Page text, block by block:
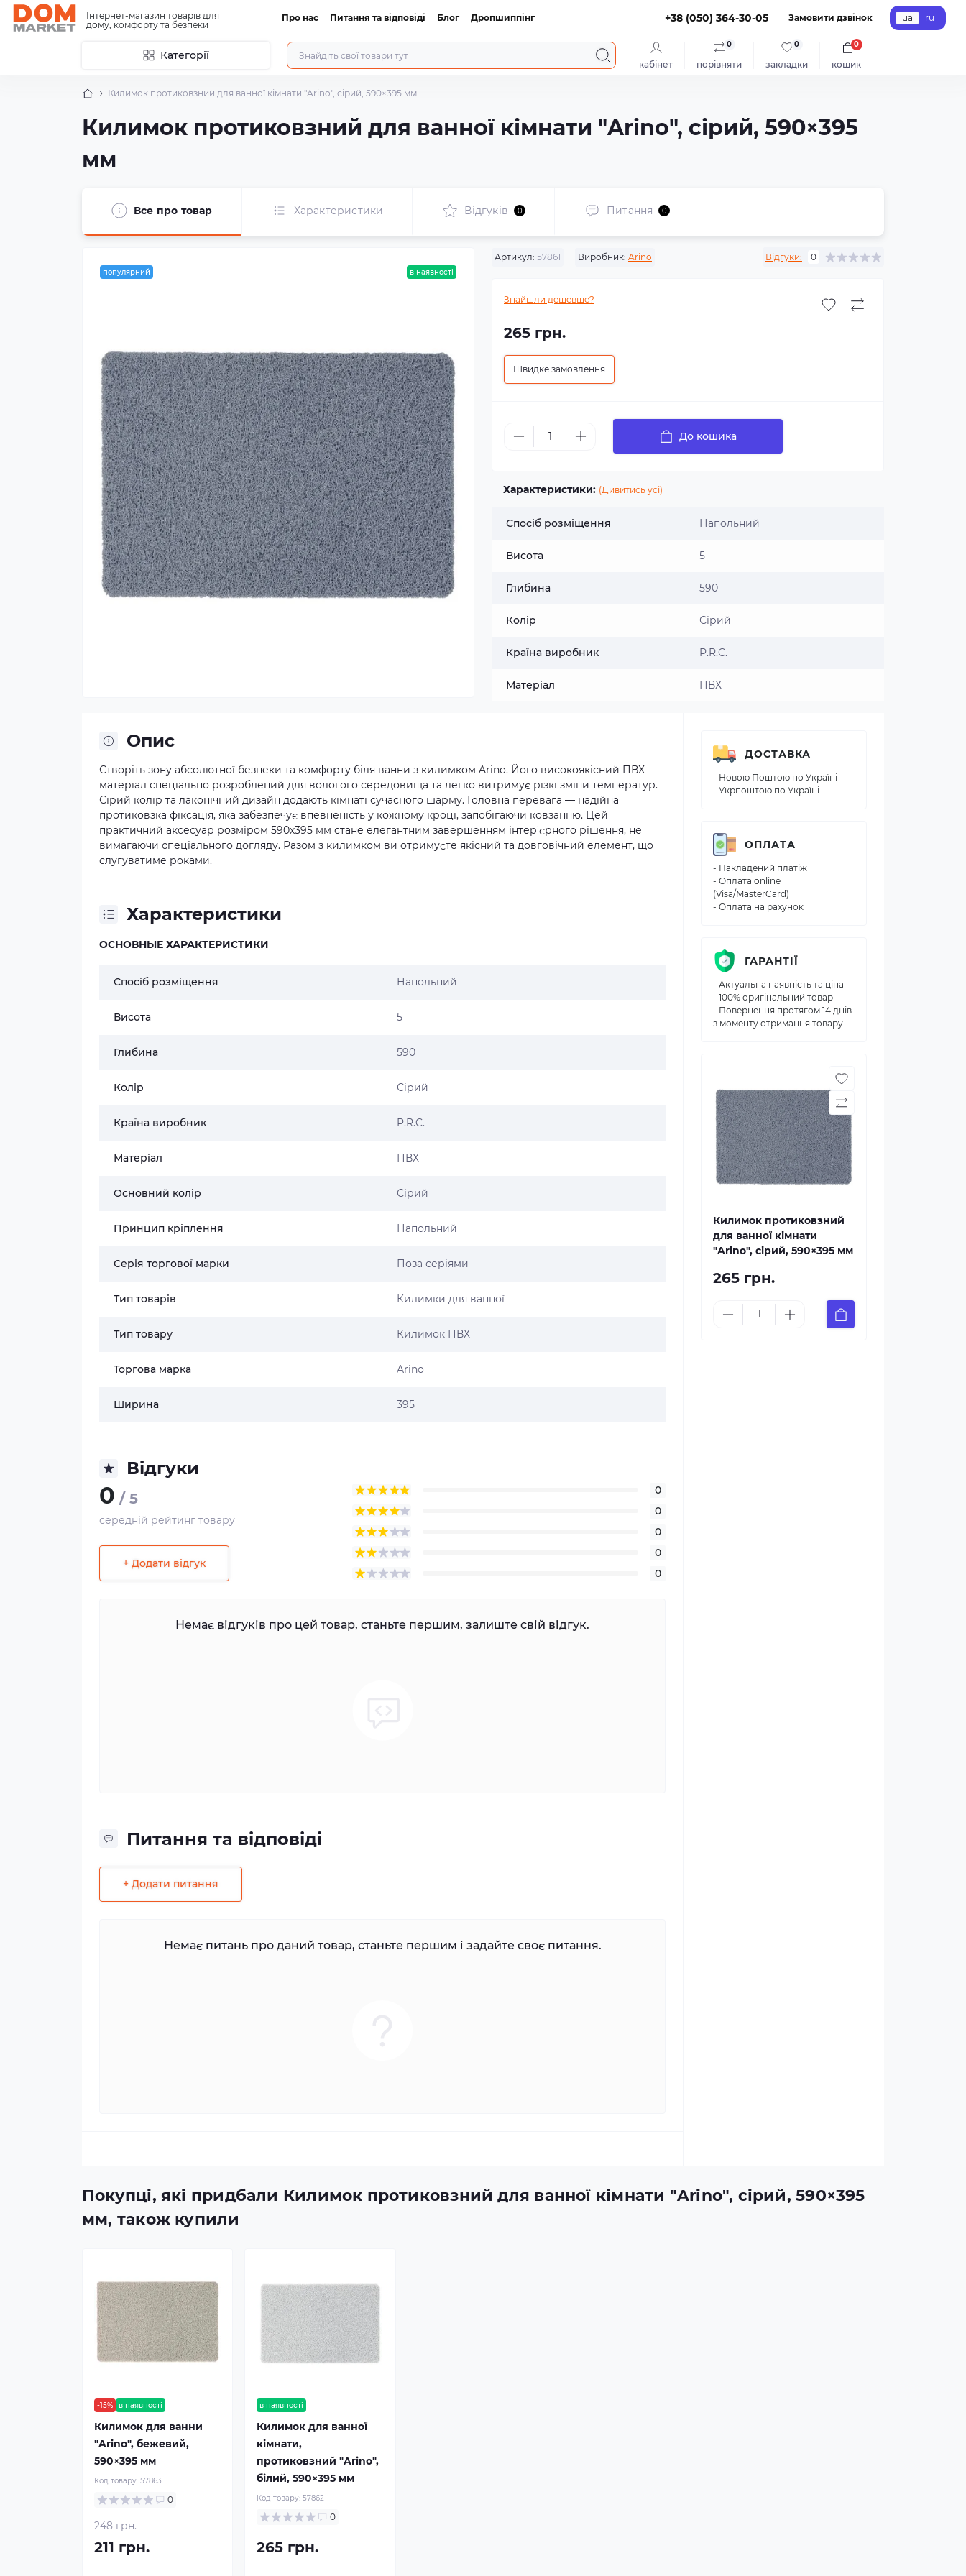
Інтернет-магазин товарів для
дому, комфорту та безпеки
Про нас Питання та відповіді Блог Дропшиппінг +38 (050) 364-30-05 Замовити дзвінок ua ru
Категорії
кабінет порівняти
0
закладки
0
кошик
0
Килимок протиковзний для ванної кімнати "Arino", сірий, 590×395 мм
Килимок протиковзний для ванної кімнати "Arino", сірий, 590×395
мм
Все про товар Характеристики Відгуків 0 Питання 0
популярний в наявності
Артикул: 57861 Виробник: Arino Відгуки: 0
Знайшли дешевше?
265 грн.
Швидке замовлення
До кошика
Характеристики: (Дивитись усі)
Спосіб розміщення Напольний
Висота 5
Глибина 590
Колір Сірий
Країна виробник P.R.C.
Матеріал ПВХ
Опис
Створіть зону абсолютної безпеки та комфорту біля ванни з килимком Arino. Його високоякісний ПВХ-
матеріал спеціально розроблений для вологого середовища та легко витримує різкі зміни температур.
Сірий колір та лаконічний дизайн додають кімнаті сучасного шарму. Головна перевага — надійна
протиковзка фіксація, яка забезпечує впевненість у кожному кроці, запобігаючи ковзанню. Цей
практичний аксесуар розміром 590х395 мм стане елегантним завершенням інтер'єрного рішення, не
вимагаючи спеціального догляду. Разом з килимком ви отримуєте якісний та довговічний елемент, що
слугуватиме роками.
Характеристики
ОСНОВНЫЕ ХАРАКТЕРИСТИКИ
Спосіб розміщення Напольний
Висота 5
Глибина 590
Колір Сірий
Країна виробник P.R.C.
Матеріал ПВХ
Основний колір Сірий
Принцип кріплення Напольний
Серія торгової марки Поза серіями
Тип товарів Килимки для ванної
Тип товару Килимок ПВХ
Торгова марка Arino
Ширина 395
Відгуки
0 / 5
середній рейтинг товару
+ Додати відгук
0
0
0
0
0
Немає відгуків про цей товар, станьте першим, залиште свій відгук.
Питання та відповіді
+ Додати питання
Немає питань про даний товар, станьте першим і задайте своє питання.
ДОСТАВКА
- Новою Поштою по Україні
- Укрпоштою по Україні
ОПЛАТА
- Накладений платіж
- Оплата online
(Visa/MasterCard)
- Оплата на рахунок
ГАРАНТІЇ
- Актуальна наявність та ціна
- 100% оригінальний товар
- Повернення протягом 14 днів
з моменту отримання товару
Килимок протиковзний
для ванної кімнати
"Arino", сірий, 590×395 мм
265 грн.
Покупці, які придбали Килимок протиковзний для ванної кімнати "Arino", сірий, 590×395
мм, також купили
-15% в наявності
Килимок для ванни
"Arino", бежевий,
590×395 мм
Код товару: 57863
0
248 грн.
211 грн.
в наявності
Килимок для ванної
кімнати,
протиковзний "Arino",
білий, 590×395 мм
Код товару:57862
0
265 грн.